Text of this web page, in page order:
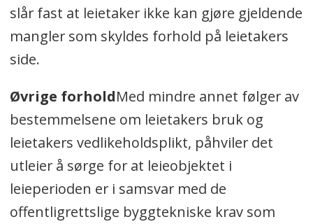
slår fast at leietaker ikke kan gjøre gjeldende
mangler som skyldes forhold på leietakers
side.
Øvrige forholdMed mindre annet følger av
bestemmelsene om leietakers bruk og
leietakers vedlikeholdsplikt, påhviler det
utleier å sørge for at leieobjektet i
leieperioden er i samsvar med de
offentligrettslige byggtekniske krav som